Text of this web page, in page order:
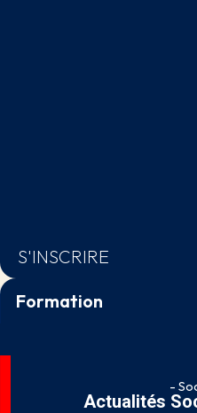
S'INSCRIRE
Formation
-
Actualités